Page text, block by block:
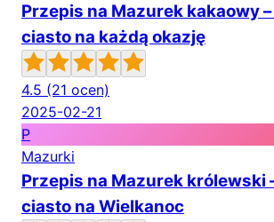
Przepis na Mazurek kakaowy
ciasto na każdą okazję
4.5 (21 ocen)
2025-02-21
P
Mazurki
Przepis na Mazurek królewski
ciasto na Wielkanoc